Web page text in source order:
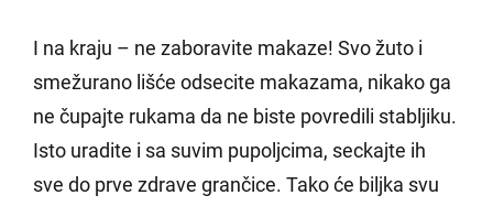
I na kraju – ne zaboravite makaze! Svo žuto i
smežurano lišće odsecite makazama, nikako ga
ne čupajte rukama da ne biste povredili stabljiku.
Isto uradite i sa suvim pupoljcima, seckajte ih
sve do prve zdrave grančice. Tako će biljka svu